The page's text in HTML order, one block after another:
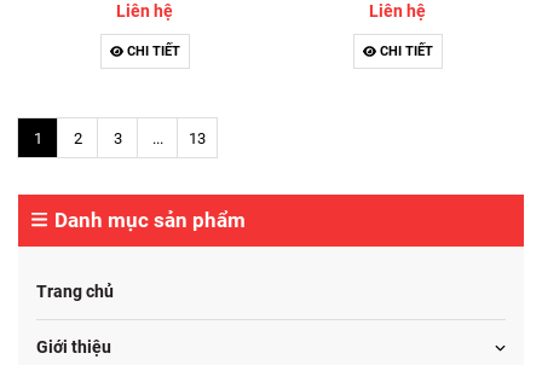
Danh mục sản phẩm
Trang chủ
Giới thiệu
Liên hệ
CHI TIẾT
Liên hệ
CHI TIẾT
1 2 3 ... 13